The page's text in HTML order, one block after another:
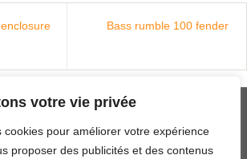
votre vie privée
cookies pour améliorer votre expérience
proposer des publicités et des contenus
Bass rumble 100 fender
PLAN DU SITE